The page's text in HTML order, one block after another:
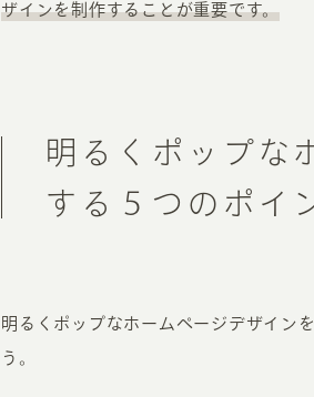
ザインを制作することが重要です。
明るくポップな
する５つのポイ
明るくポップなホームページデザイン
う。